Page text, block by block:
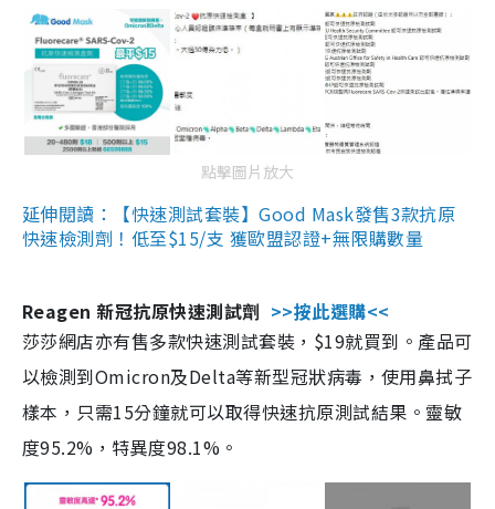
點擊圖片放大
延伸閱讀：【快速測試套裝】Good Mask發售3款抗原
快速檢測劑！低至$15/支 獲歐盟認證+無限購數量
Reagen 新冠抗原快速測試劑 >>按此選購<<
莎莎網店亦有售多款快速測試套裝，$19就買到。產品可
以檢測到Omicron及Delta等新型冠狀病毒，使用鼻拭子
樣本，只需15分鐘就可以取得快速抗原測試結果。靈敏
度95.2%，特異度98.1%。